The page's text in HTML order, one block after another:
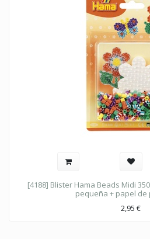
[4188] Blister Hama Beads Midi
pequeña + papel de
2,95 €